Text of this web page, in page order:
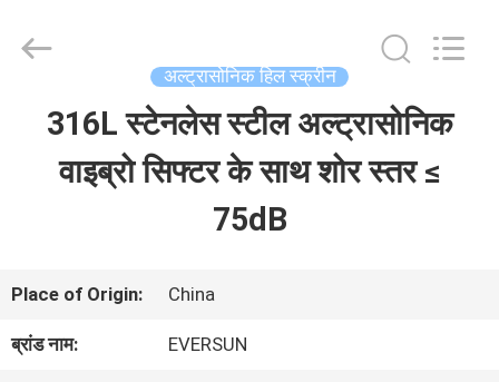
वीआर
दिखाएँ
(Henan)
अल्ट्रासोनिक हिल स्क्रीन
316L स्टेनलेस स्टील अल्ट्रासोनिक
वाइब्रो सिफ्टर के साथ शोर स्तर ≤
75dB
Place of Origin: China
ब्रांड नाम: EVERSUN